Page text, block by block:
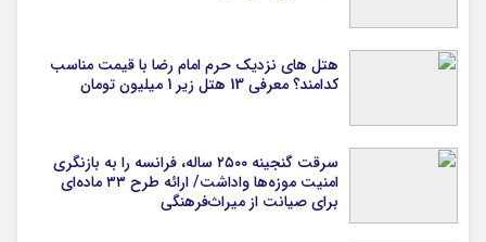
هتل های نزدیک حرم امام رضا با قیمت مناسب
کدامند؟ معرفی 13 هتل زیر 1 میلیون تومان
سرقت گنجینه ۲۵۰۰ ساله، فرانسه را به بازنگری
امنیت موزه‌ها واداشت/ ارائه طرح ۳۳ ماده‌ای
برای صیانت از میراث‌فرهنگی